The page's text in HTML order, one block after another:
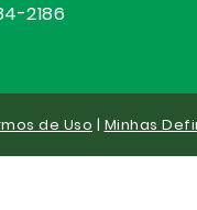
2186
de Uso | Minhas